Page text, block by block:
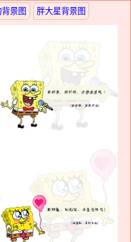
景图 胖大星背景图